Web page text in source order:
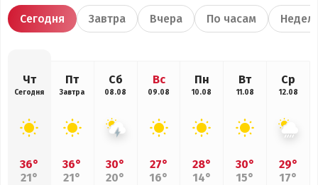
Сегодня Завтра Вчера По часам
Чт
Сегодня
36°
21°
Пт
Завтра
36°
21°
Сб
08.08
30°
20°
Вс
09.08
27°
16°
Пн
10.08
28°
14°
Вт
11.08
30°
15°
Ср
12.08
29°
17°